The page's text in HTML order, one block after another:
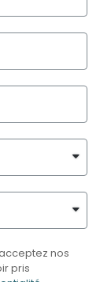
nos
pris